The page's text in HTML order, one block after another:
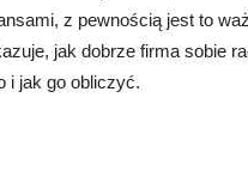
z pewnością jest to
jak dobrze firma sobie
i jak go obliczyć.